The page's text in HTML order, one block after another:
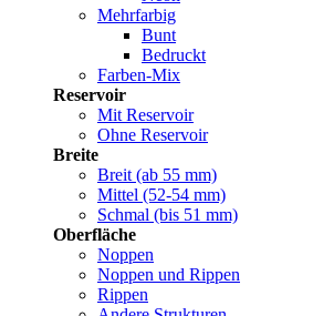
Mehrfarbig
Bunt
Bedruckt
Farben-Mix
Reservoir
Mit Reservoir
Ohne Reservoir
Breite
Breit (ab 55 mm)
Mittel (52-54 mm)
Schmal (bis 51 mm)
Oberfläche
Noppen
Noppen und Rippen
Rippen